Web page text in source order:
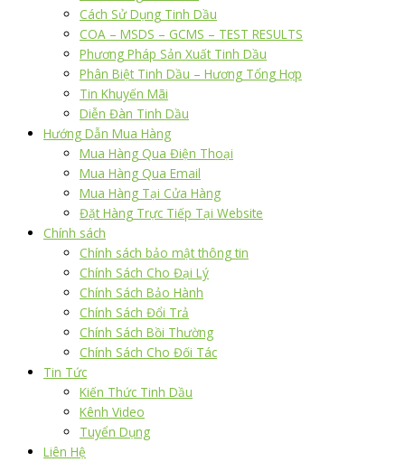
Cách Sử Dụng Tinh Dầu
COA – MSDS – GCMS – TEST RESULTS
Phương Pháp Sản Xuất Tinh Dầu
Phân Biệt Tinh Dầu – Hương Tổng Hợp
Tin Khuyến Mãi
Diễn Đàn Tinh Dầu
Hướng Dẫn Mua Hàng
Mua Hàng Qua Điện Thoại
Mua Hàng Qua Email
Mua Hàng Tại Cửa Hàng
Đặt Hàng Trực Tiếp Tại Website
Chính sách
Chính sách bảo mật thông tin
Chính Sách Cho Đại Lý
Chính Sách Bảo Hành
Chính Sách Đổi Trả
Chính Sách Bồi Thường
Chính Sách Cho Đối Tác
Tin Tức
Kiến Thức Tinh Dầu
Kênh Video
Tuyển Dụng
Liên Hệ